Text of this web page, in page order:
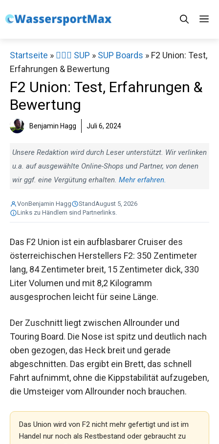
Inhalt
Startseite » 🏄‍♀️🛶 SUP » SUP Boards » F2 Union: Test,
Erfahrungen & Bewertung
F2 Union: Test, Erfahrungen &
Bewertung
Benjamin Hagg Juli 6, 2024
Unsere Redaktion wird durch Leser unterstützt. Wir verlinken
u.a. auf ausgewählte Online-Shops und Partner, von denen
wir ggf. eine Vergütung erhalten. Mehr erfahren.
VonBenjamin Hagg StandAugust 5, 2026
Links zu Händlern sind Partnerlinks.
Das F2 Union ist ein aufblasbarer Cruiser des
österreichischen Herstellers F2: 350 Zentimeter
lang, 84 Zentimeter breit, 15 Zentimeter dick, 330
Liter Volumen und mit 8,2 Kilogramm
ausgesprochen leicht für seine Länge.
Der Zuschnitt liegt zwischen Allrounder und
Touring Board. Die Nose ist spitz und deutlich nach
oben gezogen, das Heck breit und gerade
abgeschnitten. Das ergibt ein Brett, das schnell
Fahrt aufnimmt, ohne die Kippstabilität aufzugeben,
die Umsteiger vom Allrounder noch brauchen.
Das Union wird von F2 nicht mehr gefertigt und ist im
Handel nur noch als Restbestand oder gebraucht zu